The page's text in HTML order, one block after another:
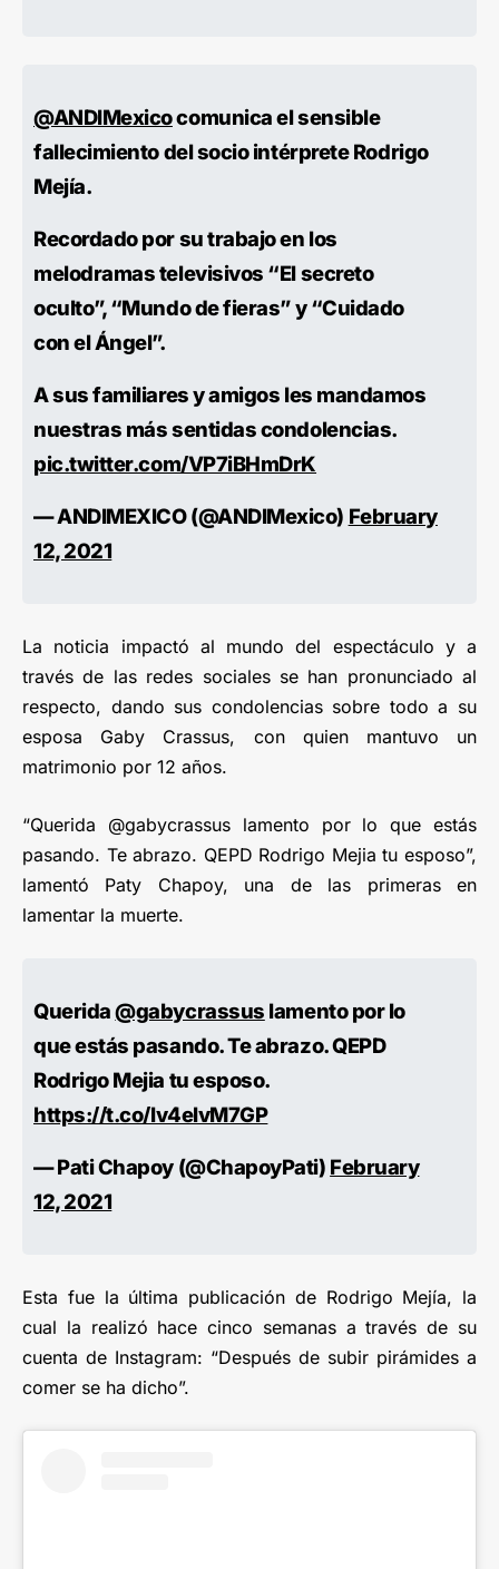
@ANDIMexicocomunica el sensible
fallecimiento del socio intérprete Rodrigo
Mejía.
Recordado por su trabajo en los
melodramas televisivos “El secreto
oculto”, “Mundo de fieras” y “Cuidado
con el Ángel”.
A sus familiares y amigos les mandamos
nuestras más sentidas condolencias.
pic.twitter.com/VP7iBHmDrK
— ANDIMEXICO (@ANDIMexico) February
12, 2021
La noticia impactó al mundo del espectáculo y a
través de las redes sociales se han pronunciado al
respecto, dando sus condolencias sobre todo a su
esposa Gaby Crassus, con quien mantuvo un
matrimonio por 12 años.
“Querida @gabycrassus lamento por lo que estás
pasando. Te abrazo. QEPD Rodrigo Mejia tu esposo”,
lamentó Paty Chapoy, una de las primeras en
lamentar la muerte.
Querida@gabycrassus lamento por lo
que estás pasando. Te abrazo. QEPD
Rodrigo Mejia tu esposo.
https://t.co/Iv4eIvM7GP
— Pati Chapoy (@ChapoyPati) February
12, 2021
Esta fue la última publicación de Rodrigo Mejía, la
cual la realizó hace cinco semanas a través de su
cuenta de Instagram: “Después de subir pirámides a
comer se ha dicho”.